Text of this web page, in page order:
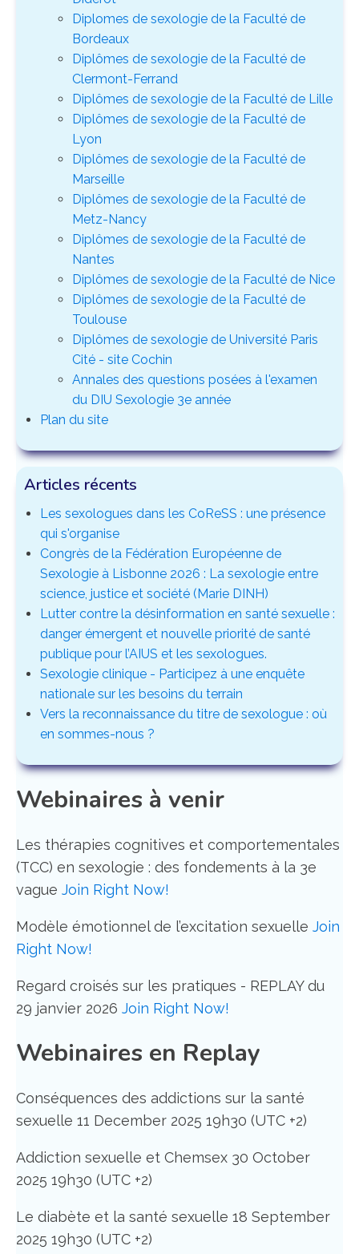
Diplomes de sexologie de la Faculté de
Bordeaux
Diplômes de sexologie de la Faculté de
Clermont-Ferrand
Diplômes de sexologie de la Faculté de Lille
Diplômes de sexologie de la Faculté de
Lyon
Diplômes de sexologie de la Faculté de
Marseille
Diplômes de sexologie de la Faculté de
Metz-Nancy
Diplômes de sexologie de la Faculté de
Nantes
Diplômes de sexologie de la Faculté de Nice
Diplômes de sexologie de la Faculté de
Toulouse
Diplômes de sexologie de Université Paris
Cité - site Cochin
Annales des questions posées à l'examen
du DIU Sexologie 3e année
Plan du site
Articles récents
Les sexologues dans les CoReSS : une présence
qui s'organise
Congrès de la Fédération Européenne de
Sexologie à Lisbonne 2026 : La sexologie entre
science, justice et société (Marie DINH)
Lutter contre la désinformation en santé sexuelle :
danger émergent et nouvelle priorité de santé
publique pour l’AIUS et les sexologues.
Sexologie clinique - Participez à une enquête
nationale sur les besoins du terrain
Vers la reconnaissance du titre de sexologue : où
en sommes-nous ?
Webinaires à venir
Les thérapies cognitives et comportementales
(TCC) en sexologie : des fondements à la 3e
vague Join Right Now!
Modèle émotionnel de l’excitation sexuelle Join
Right Now!
Regard croisés sur les pratiques - REPLAY du
29 janvier 2026 Join Right Now!
Webinaires en Replay
Conséquences des addictions sur la santé
sexuelle 11 December 2025 19h30 (UTC +2)
Addiction sexuelle et Chemsex 30 October
2025 19h30 (UTC +2)
Le diabète et la santé sexuelle 18 September
2025 19h30 (UTC +2)